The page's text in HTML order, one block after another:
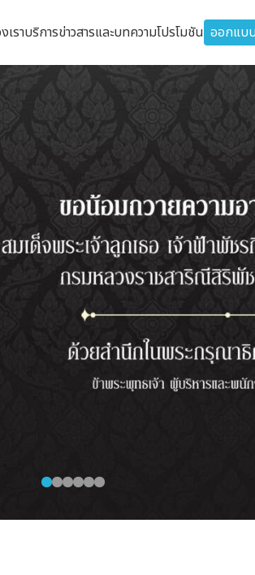
เราบริการข่าวสารและบทความโปรโมชัน ออกแบ